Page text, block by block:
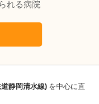
れる病院
静岡清水線) を中心に直